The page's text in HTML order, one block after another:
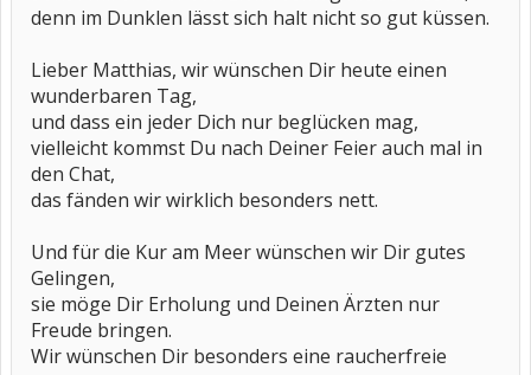
denn im Dunklen lässt sich halt nicht so gut küssen.
Lieber Matthias, wir wünschen Dir heute einen
wunderbaren Tag,
und dass ein jeder Dich nur beglücken mag,
vielleicht kommst Du nach Deiner Feier auch mal in
den Chat,
das fänden wir wirklich besonders nett.
Und für die Kur am Meer wünschen wir Dir gutes
Gelingen,
sie möge Dir Erholung und Deinen Ärzten nur
Freude bringen.
Wir wünschen Dir besonders eine raucherfreie